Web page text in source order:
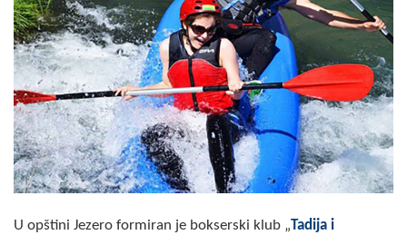
Fotogalerija
NAČELNIK
O Načelniku
Zamjenik načelnika
Izvještaj o radu načelnika
SKUPŠTINA
U opštini Jezero formiran je bokserski klub „Tadija i